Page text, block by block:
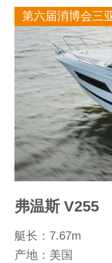
第六届消博会三
弗温斯 V255
艇长：7.67m
产地：美国